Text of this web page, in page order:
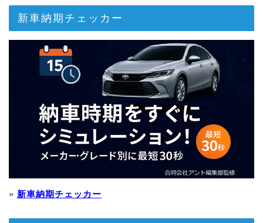
新車納期チェッカー
» 新車納期チェッカー